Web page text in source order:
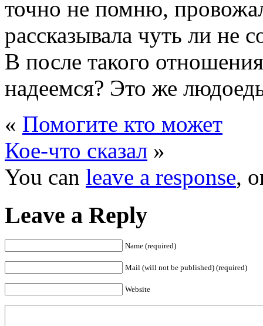
точно не помню,
рассказывала чуть ли не
B после такого
надеемся? Это же
« Помогите кто может
Кое-что сказал »
You can leave a response,
Leave a Reply
Name (required)
Mail (will not be published) (required)
Website